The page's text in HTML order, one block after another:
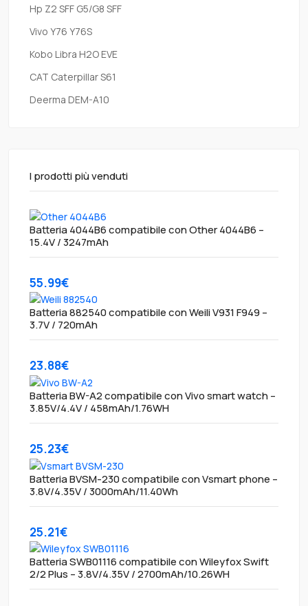
Hp Z2 SFF G5/G8 SFF
Vivo Y76 Y76S
Kobo Libra H2O EVE
CAT Caterpillar S61
Deerma DEM-A10
I prodotti più venduti
Batteria 4044B6 compatibile con Other 4044B6 –
15.4V / 3247mAh
55.99€
Batteria 882540 compatibile con Weili V931 F949 –
3.7V / 720mAh
23.88€
Batteria BW-A2 compatibile con Vivo smart watch –
3.85V/4.4V / 458mAh/1.76WH
25.23€
Batteria BVSM-230 compatibile con Vsmart phone –
3.8V/4.35V / 3000mAh/11.40Wh
25.21€
Batteria SWB01116 compatibile con Wileyfox Swift
2/2 Plus – 3.8V/4.35V / 2700mAh/10.26WH